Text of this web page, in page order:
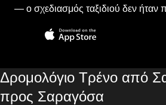
— ο σχεδιασμός ταξιδιού δεν ήταν
Δρομολόγιο Τρένο από
προς Σαραγόσα